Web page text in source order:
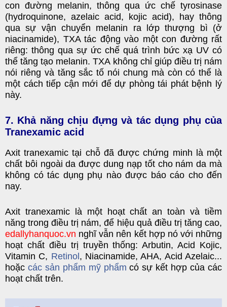
con đường melanin, thông qua ức chế tyrosinase
(hydroquinone, azelaic acid, kojic acid), hay thông
qua sự vận chuyển melanin ra lớp thượng bì (ở
niacinamide), TXA tác động vào một con đường rất
riêng: thông qua sự ức chế quá trình bức xạ UV có
thể tăng tạo melanin. TXA không chỉ giúp điều trị nám
nói riêng và tăng sắc tố nói chung mà còn có thể là
một cách tiếp cận mới để dự phòng tái phát bệnh lý
này.
7. Khả năng chịu đựng và tác dụng phụ của
Tranexamic acid
Axit tranexamic tại chỗ đã được chứng minh là một
chất bôi ngoài da được dung nạp tốt cho nám da mà
không có tác dụng phụ nào được báo cáo cho đến
nay.
Axit tranexamic là một hoạt chất an toàn và tiềm
năng trong điều trị nám, để hiệu quả điều trị tăng cao,
edallyhanquoc.vn nghĩ vẫn nên kết hợp nó với những
hoạt chất điều trị truyền thống:Arbutin, Acid Kojic,
Vitamin C, Retinol , Niacinamide, AHA, Acid Azelaic...
hoặc các sản phẩm mỹ phẩm có sự kết hợp của các
hoạt chất trên.